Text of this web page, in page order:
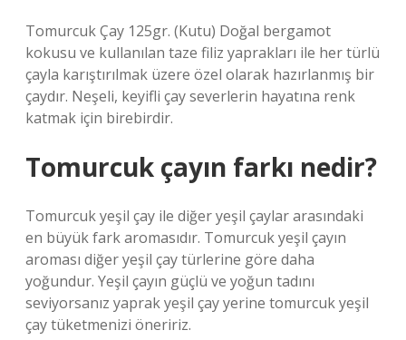
Tomurcuk Çay 125gr. (Kutu) Doğal bergamot
kokusu ve kullanılan taze filiz yaprakları ile her türlü
çayla karıştırılmak üzere özel olarak hazırlanmış bir
çaydır. Neşeli, keyifli çay severlerin hayatına renk
katmak için birebirdir.
Tomurcuk çayın farkı nedir?
Tomurcuk yeşil çay ile diğer yeşil çaylar arasındaki
en büyük fark aromasıdır. Tomurcuk yeşil çayın
aroması diğer yeşil çay türlerine göre daha
yoğundur. Yeşil çayın güçlü ve yoğun tadını
seviyorsanız yaprak yeşil çay yerine tomurcuk yeşil
çay tüketmenizi öneririz.